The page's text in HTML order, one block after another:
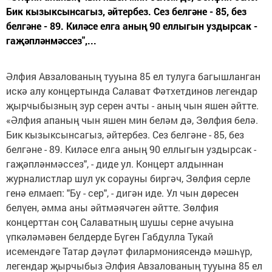
Бик кызыксынсагыз, әйтербез. Сез белгәне - 85, без
белгәне - 89. Киләсе елга аның 90 еллыгын уздырсак -
гаҗәпләнмәссез",...
Әлфия Авзалованың тууына 85 ел тулуга багышланган
искә алу концертында Салават Фәтхетдинов легендар
җырчыбызның зур серен ачты - аның чын яшен әйтте.
«Әлфия апаның чын яшен мин беләм дә, Зөлфия белә.
Бик кызыксынсагыз, әйтербез. Сез белгәне - 85, без
белгәне - 89. Киләсе елга аның 90 еллыгын уздырсак -
гаҗәпләнмәссез", - диде ул. Концерт алдыннан
журналистлар шул ук сорауны биргәч, Зөлфия серле
генә елмаеп: "Бу - сер", - дигән иде. Ул чын дөресен
белүен, әмма аны әйтмәячәген әйтте. Зөлфия
концерттан соң Салаватның шушы серне ачуына
үпкәләмәвен белдерде Бүген Габдулла Тукай
исемендәге Татар дәүләт филармониясендә мәшһүр,
легендар җырчыбыз Әлфия Авзалованың тууына 85 ел